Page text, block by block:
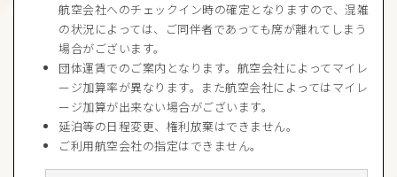
航空会社へのチェックイン時の確定となりますので、混雑
の状況によっては、ご同伴者であっても席が離れてしまう
場合がございます。
団体運賃でのご案内となります。航空会社によってマイレ
ージ加算率が異なります。また航空会社によってはマイレ
ージ加算が出来ない場合がございます。
延泊等の日程変更、権利放棄はできません。
ご利用航空会社の指定はできません。